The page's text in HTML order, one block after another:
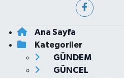
Ana Sayfa
Kategoriler
GÜNDEM
GÜNCEL